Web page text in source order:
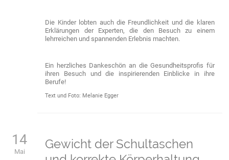
Die Kinder lobten auch die Freundlichkeit und die klaren
Erklärungen der Experten, die den Besuch zu einem
lehrreichen und spannenden Erlebnis machten.
Ein herzliches Dankeschön an die Gesundheitsprofis für
ihren Besuch und die inspirierenden Einblicke in ihre
Berufe!
Text und Foto: Melanie Egger
14
Mai
Gewicht der Schultaschen